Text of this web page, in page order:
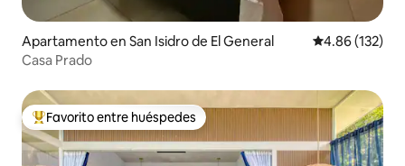
Apartamento en San Isidro de El General Calificación
4.86 (132)
Casa Prado
Favorito entre huéspedes preferido
Favorito entre huéspedes